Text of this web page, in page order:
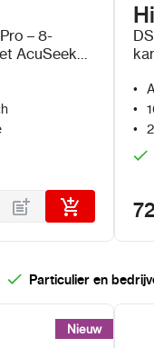
– 8-
AcuSeek
Particulier en
Nieuw
Nieuw